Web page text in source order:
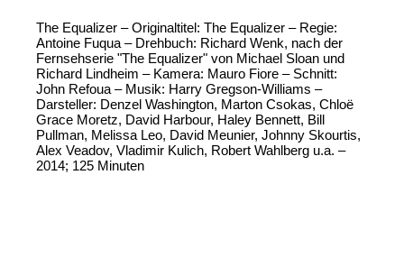
The Equalizer – Originaltitel: The Equalizer – Regie:
Antoine Fuqua – Drehbuch: Richard Wenk, nach der
Fernsehserie "The Equalizer" von Michael Sloan und
Richard Lindheim – Kamera: Mauro Fiore – Schnitt:
John Refoua – Musik: Harry Gregson-Williams –
Darsteller: Denzel Washington, Marton Csokas, Chloë
Grace Moretz, David Harbour, Haley Bennett, Bill
Pullman, Melissa Leo, David Meunier, Johnny Skourtis,
Alex Veadov, Vladimir Kulich, Robert Wahlberg u.a. –
2014; 125 Minuten